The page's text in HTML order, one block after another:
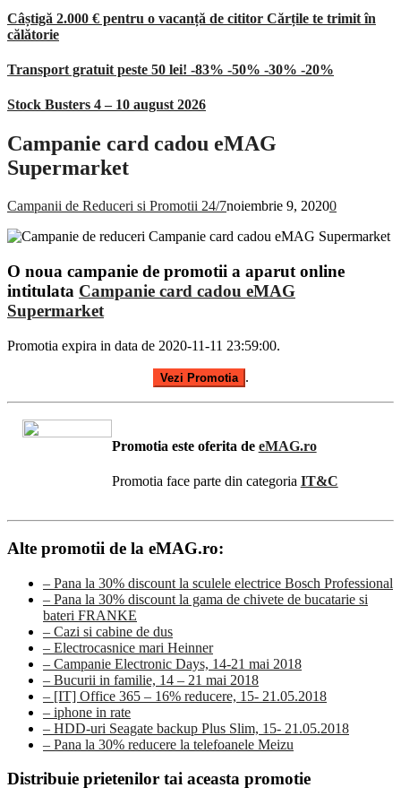
Câștigă 2.000 € pentru o vacanță de cititor Cărțile te trimit în
călătorie
Transport gratuit peste 50 lei! -83% -50% -30% -20%
Stock Busters 4 – 10 august 2026
Campanie card cadou eMAG
Supermarket
Campanii de Reduceri si Promotii 24/7noiembrie 9, 20200
O noua campanie de promotii a aparut online
intitulata Campanie card cadou eMAG
Supermarket
Promotia expira in data de 2020-11-11 23:59:00.
Vezi Promotia .
Promotia este oferita de eMAG.ro
Promotia face parte din categoria IT&C
Alte promotii de la eMAG.ro:
– Pana la 30% discount la sculele electrice Bosch Professional
– Pana la 30% discount la gama de chivete de bucatarie si
bateri FRANKE
– Cazi si cabine de dus
– Electrocasnice mari Heinner
– Campanie Electronic Days, 14-21 mai 2018
– Bucurii in familie, 14 – 21 mai 2018
– [IT] Office 365 – 16% reducere, 15- 21.05.2018
– iphone in rate
– HDD-uri Seagate backup Plus Slim, 15- 21.05.2018
– Pana la 30% reducere la telefoanele Meizu
Distribuie prietenilor tai aceasta promotie